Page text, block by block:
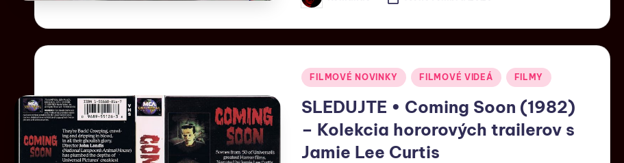
FILMOVÉ NOVINKY FILMOVÉ VIDEÁ FILMY
SLEDUJTE • Coming Soon (1982)
– Kolekcia hororových trailerov s
Jamie Lee Curtis